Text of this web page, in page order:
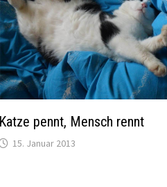
Katze pennt, Mensch rennt
15. Januar 2013